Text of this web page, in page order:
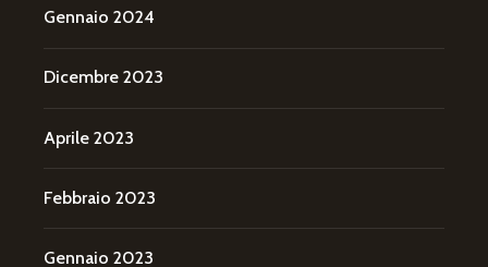
Gennaio 2024
Dicembre 2023
Aprile 2023
Febbraio 2023
Gennaio 2023